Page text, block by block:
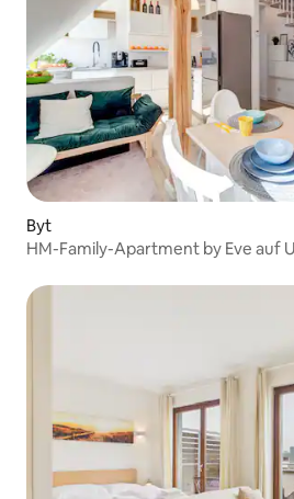
Byt
HM-Family-Apartment by Eve auf